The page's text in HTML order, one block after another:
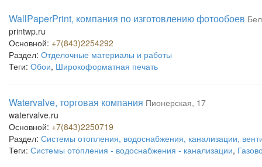
WallPaperPrint, компания по изготовлению фотообоев
printwp.ru
Основной: +7(843)2254292
Раздел: Отделочные материалы и работы
Теги: Обои, Широкоформатная печать
Watervalve, торговая компания Пионерская, 17
watervalve.ru
Основной: +7(843)2250719
Раздел: Системы отопления, водоснабжения, канализации,
Теги: Системы отопления - водоснабжения - канализации,